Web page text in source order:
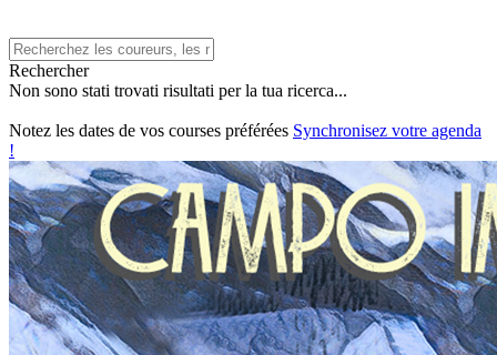
Rechercher
Non sono stati trovati risultati per la tua ricerca...
Notez les dates de vos courses préférées Synchronisez votre agenda
!